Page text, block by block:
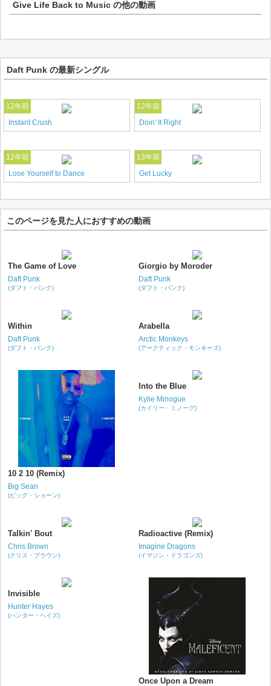
Give Life Back to Music の他の動画
Daft Punk の最新シングル
12年前
Instant Crush
12年前
Doin' It Right
12年前
Lose Yourself to Dance
13年前
Get Lucky
このページを見た人におすすめの動画
The Game of Love
Daft Punk
(ダフト・パンク)
Giorgio by Moroder
Daft Punk
(ダフト・パンク)
Within
Daft Punk
(ダフト・パンク)
Arabella
Arctic Monkeys
(アークティック・モンキーズ)
10 2 10 (Remix)
Big Sean
(ビッグ・ショーン)
Into the Blue
Kylie Minogue
(カイリー・ミノーグ)
Talkin' Bout
Chris Brown
(クリス・ブラウン)
Radioactive (Remix)
Imagine Dragons
(イマジン・ドラゴンズ)
Invisible
Hunter Hayes
(ハンター・ヘイズ)
Once Upon a Dream